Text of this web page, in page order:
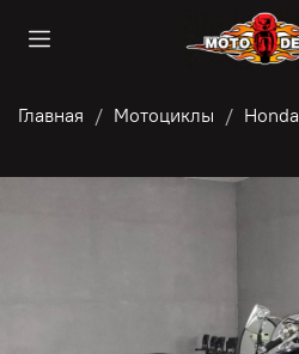
Главная Мотоциклы Honda